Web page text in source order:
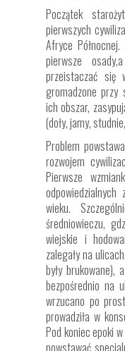
Początek
pierwszych
Afryce
pierwsze
przeistaczać się
gromadzone przy
ich obszar,
(doły, jamy,
Problem
rozwojem
Pierwsze
wieku.
średniowieczu,
wiejskie i
zalegały na
były brukowane),
bezpośrednio na
wrzucano po
prowadziła w
Pod koniec epoki
powstawać